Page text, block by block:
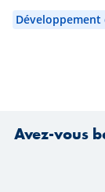
une
Avez-vous